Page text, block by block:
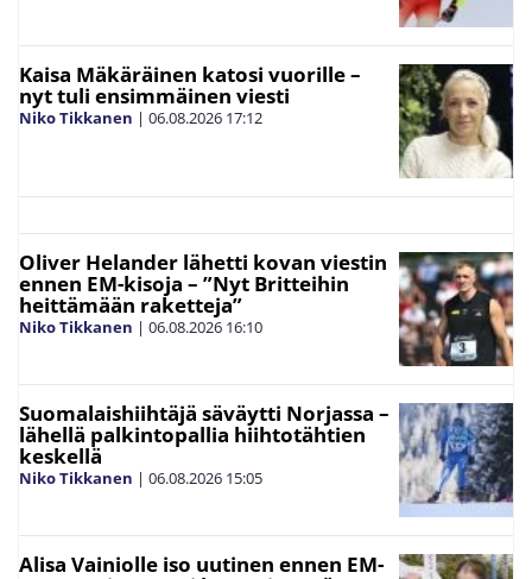
Kaisa Mäkäräinen katosi vuorille –
nyt tuli ensimmäinen viesti
Niko Tikkanen | 06.08.2026 17:12
Oliver Helander lähetti kovan viestin
ennen EM-kisoja – ”Nyt Britteihin
heittämään raketteja”
Niko Tikkanen | 06.08.2026 16:10
Suomalaishiihtäjä säväytti Norjassa –
lähellä palkintopallia hiihtotähtien
keskellä
Niko Tikkanen | 06.08.2026 15:05
Alisa Vainiolle iso uutinen ennen EM-